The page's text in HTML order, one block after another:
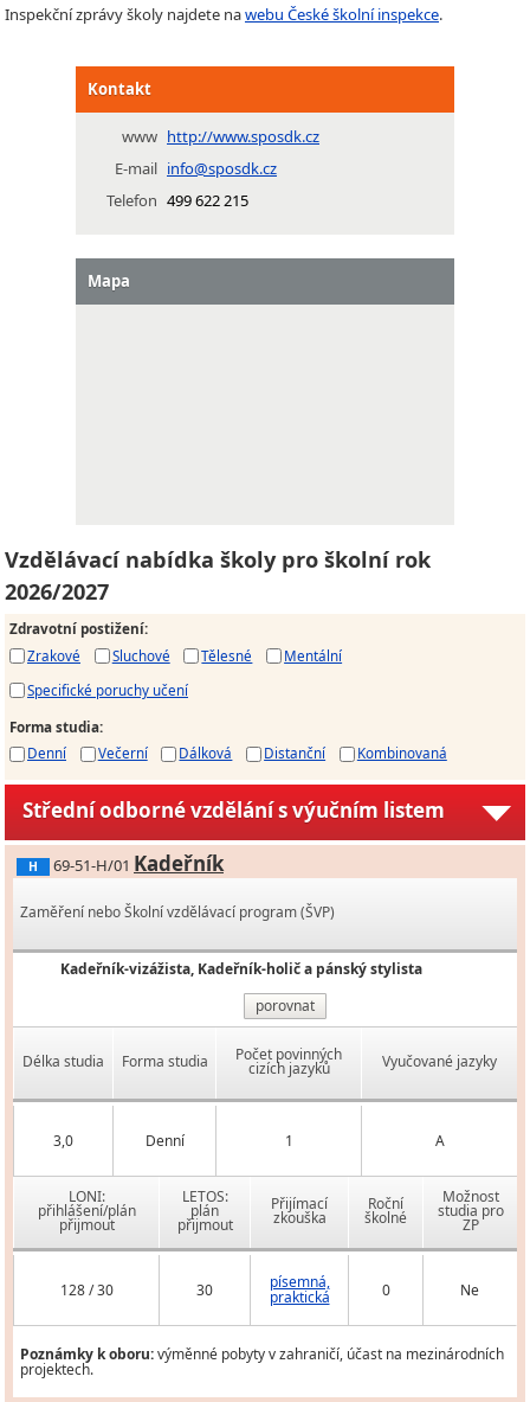
Inspekční zprávy školy najdete nawebu České školní inspekce.
Kontakt
www http://www.sposdk.cz
E-mail info@sposdk.cz
Telefon 499 622 215
Mapa
Vzdělávací nabídka školy pro školní rok
2026/2027
Zdravotní postižení:
Zrakové
Sluchové Tělesné
Mentální
Specifické poruchy učení
Forma studia:
Denní
Večerní Dálková Distanční Kombinovaná
Střední odborné vzdělání s výučním listem
H 69-51-H/01 Kadeřník
Zaměření nebo Školní vzdělávací program (ŠVP)
Kadeřník-vizážista, Kadeřník-holič a pánský stylista
porovnat
Délka studia Forma studia Počet povinných
cizích jazyků Vyučované jazyky
3,0 Denní 1 A
LONI:
přihlášení/plán
přijmout
LETOS:
plán
přijmout
Přijímací
zkouška
Roční
školné
Možnost
studia pro
ZP
128 / 30 30 písemná,
praktická 0 Ne
Poznámky k oboru:výměnné pobyty v zahraničí, účast na mezinárodních
projektech.